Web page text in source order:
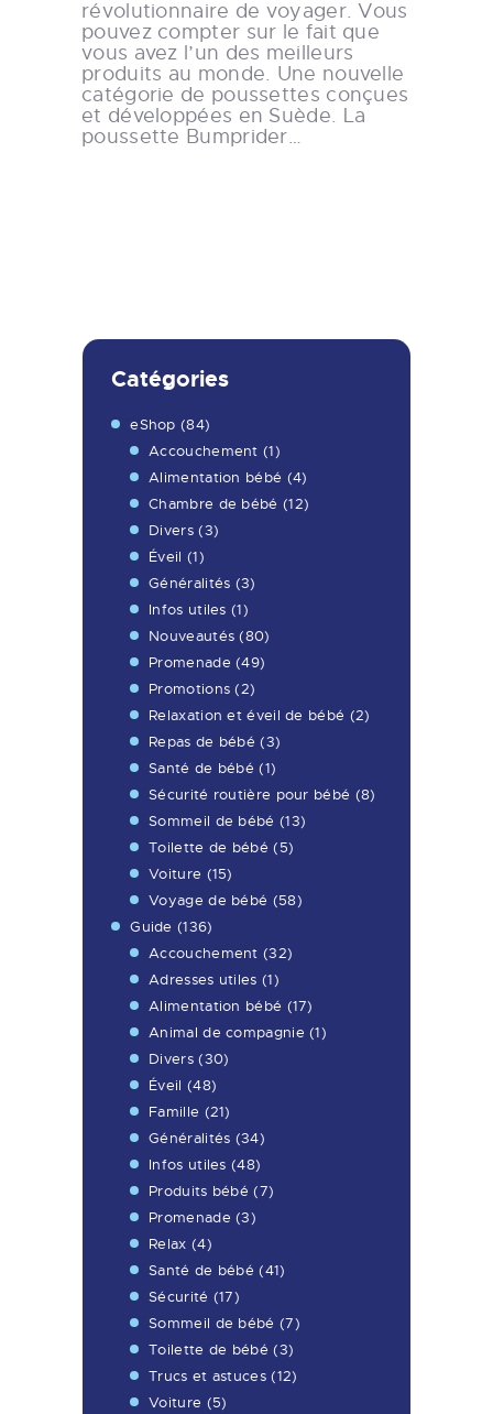
révolutionnaire de voyager. Vous
pouvez compter sur le fait que
vous avez l’un des meilleurs
produits au monde. Une nouvelle
catégorie de poussettes conçues
et développées en Suède. La
poussette Bumprider…
Catégories
eShop (84)
Accouchement (1)
Alimentation bébé (4)
Chambre de bébé (12)
Divers(3)
Éveil (1)
Généralités (3)
Infos utiles (1)
Nouveautés (80)
Promenade (49)
Promotions (2)
Relaxation et éveil de bébé (2)
Repas de bébé (3)
Santé de bébé (1)
Sécurité routière pour bébé (8)
Sommeil de bébé (13)
Toilette de bébé (5)
Voiture (15)
Voyage de bébé (58)
Guide (136)
Accouchement (32)
Adresses utiles (1)
Alimentation bébé (17)
Animal de compagnie (1)
Divers(30)
Éveil (48)
Famille (21)
Généralités (34)
Infos utiles (48)
Produits bébé (7)
Promenade (3)
Relax (4)
Santé de bébé (41)
Sécurité (17)
Sommeil de bébé (7)
Toilette de bébé (3)
Trucs et astuces(12)
Voiture (5)